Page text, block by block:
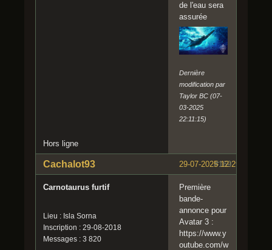
de l'eau sera
assurée
Dernière
modification par
Taylor BC (07-
03-2025
22:11:15)
Hors ligne
#169
29-07-2025 12:29:33
Cachalot93
Carnotaurus furtif
Lieu : Isla Sorna
Inscription : 29-08-2018
Messages : 3 820
Première
bande-
annonce pour
Avatar 3 :
https://www.y
outube.com/w